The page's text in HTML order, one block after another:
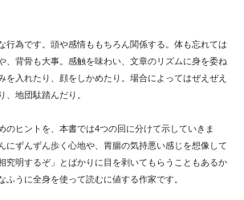
行為です。頭や感情ももちろん関係する。体も忘れては
、背骨も大事。感触を味わい、文章のリズムに身を委ね
を入れたり、顔をしかめたり。場合によってはぜえぜえ
、地団駄踏んだり。
のヒントを、本書では4つの回に分けて示していきま
にずんずん歩く心地や、胃腸の気持悪い感じを想像して
究明するぞ」とばかりに目を剥いてもらうこともあるか
ふうに全身を使って読むに値する作家です。